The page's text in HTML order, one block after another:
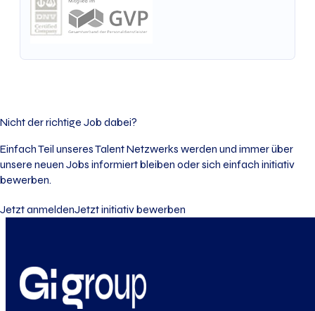
Nicht der richtige Job dabei?
Einfach Teil unseres Talent Netzwerks werden und immer über
unsere neuen Jobs informiert bleiben oder sich einfach initiativ
bewerben.
Jetzt anmeldenJetzt initiativ bewerben